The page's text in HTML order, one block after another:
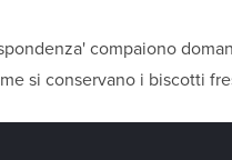
compaiono
si conservano i biscotti